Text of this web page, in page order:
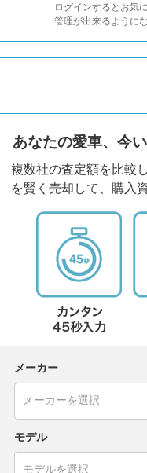
ログインするとお気
管理が出来るように
あなたの愛車、今
複数社の査定額を比較
を賢く売却して、購入
メーカー
モデル